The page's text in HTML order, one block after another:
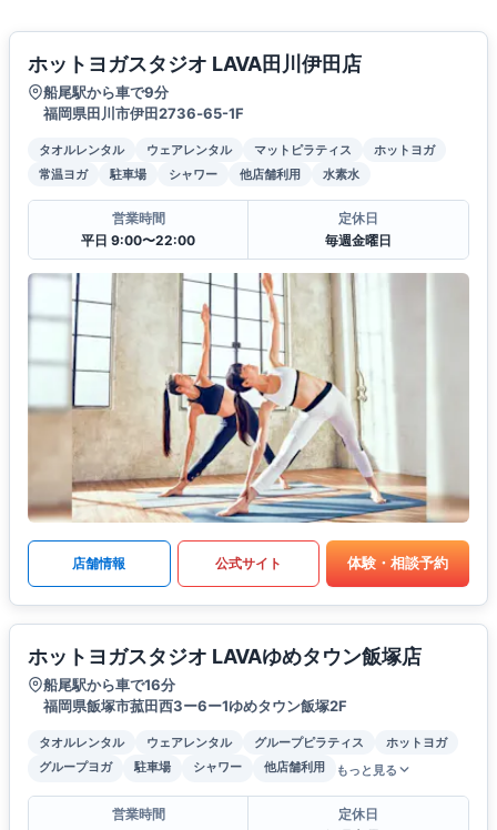
ホットヨガスタジオ LAVA田川伊田店
船尾駅から車で9分
福岡県田川市伊田2736‐65-1F
タオルレンタル ウェアレンタル マットピラティス
ホットヨガ
常温ヨガ
駐車場 シャワー 他店舗利用 水素水
営業時間
平日 9:00〜22:00
定休日
毎週金曜日
店舗情報 公式サイト 体験・相談予約
ホットヨガスタジオ LAVAゆめタウン飯塚店
船尾駅から車で16分
福岡県飯塚市菰田西3ー6ー1ゆめタウン飯塚2F
タオルレンタル ウェアレンタル グループピラティス
ホットヨガ
グループヨガ
駐車場 シャワー 他店舗利用 もっと見る
営業時間
定休日